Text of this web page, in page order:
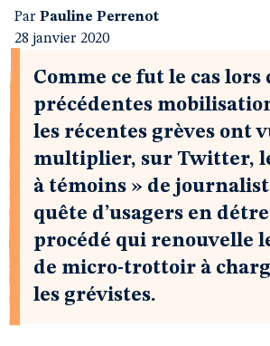
Par Pauline Perrenot
28 janvier 2020
Comme ce fut le cas lors
précédentes
les récentes grèves ont
multiplier, sur Twitter,
à témoins » de
quête d’usagers en
procédé qui renouvelle
de micro-trottoir à
les grévistes.